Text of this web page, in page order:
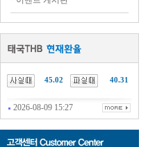
45.02 40.31
2026-08-09 15:27